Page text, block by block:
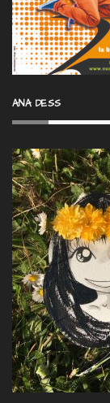
ANA DESS